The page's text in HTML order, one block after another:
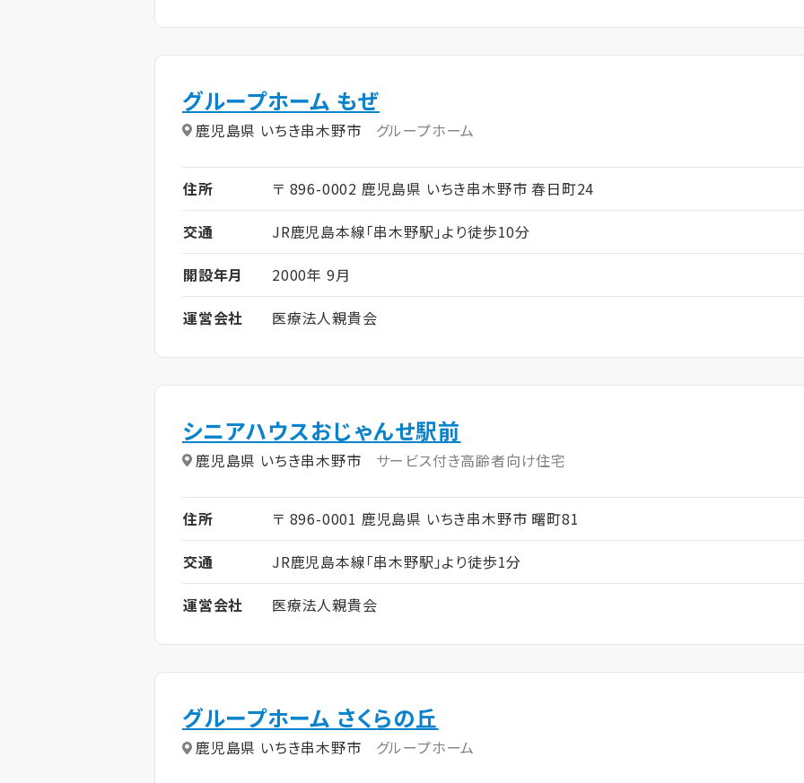
グループホーム もぜ
鹿児島県 いちき串木野市 グループホーム
住所
〒 896-0002 鹿児島県 いちき串木野市 春日町24
交通
JR鹿児島本線「串木野駅」より徒歩10分
開設年月
2000年 9月
運営会社
医療法人親貴会
シニアハウスおじゃんせ駅前
鹿児島県 いちき串木野市 サービス付き高齢者向け住宅
住所
〒 896-0001 鹿児島県 いちき串木野市 曙町81
交通
JR鹿児島本線「串木野駅」より徒歩1分
運営会社
医療法人親貴会
グループホーム さくらの丘
鹿児島県 いちき串木野市 グループホーム